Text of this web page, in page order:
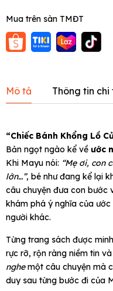
Mua trên sàn TMĐT
Mô tả Thông tin chi
“Chiếc Bánh Khổng Lồ
Bản ngọt ngào kể về ước
Khi Mayu nói: “Mẹ ơi, con
lớn…”, bé như đang kể lại
câu chuyện đưa con bước
khám phá ý nghĩa của
người khác.
Từng trang sách được
rực rỡ, rộn ràng niềm tin
nghemột câu chuyện mà
duy sau từng bước đi của